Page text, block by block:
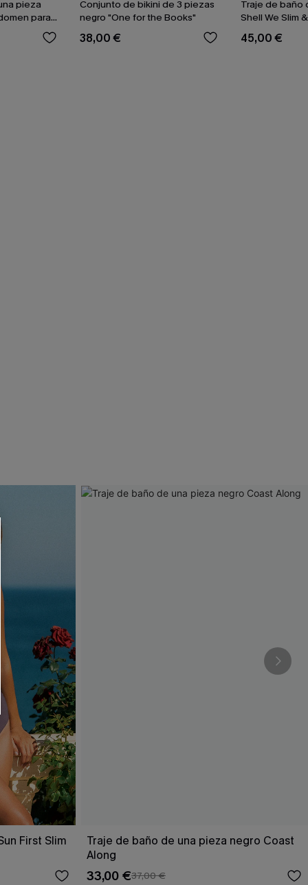
pieza
para
Conjunto de bikini de 3 piezas
negro "One for the Books"
38,00 €
Traje de baño
Shell We Slim
45,00 €
First Slim
Traje de baño de una pieza negro Coast
Along
33,00 €37,00 €
mínima
formulario, usted acepta nuestros
, y además acepta recibir correos
de Cupshe en cualquier momento del
compra. Podemos utilizar la
y ofertas adaptados a su perfil.